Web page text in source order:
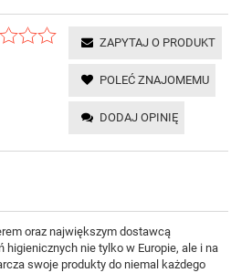
ZAPYTAJ O PRODUKT
POLEĆ ZNAJOMEMU
DODAJ OPINIĘ
oraz największym dostawcą
higienicznych nie tylko w Europie, ale i na
swoje produkty do niemal każdego